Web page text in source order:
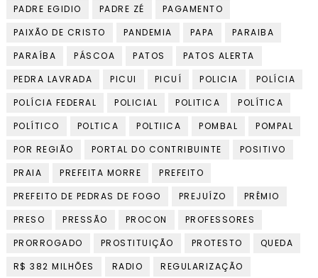
PADRE EGIDIO
PADRE ZÉ
PAGAMENTO
PAIXÃO DE CRISTO
PANDEMIA PAPA
PARAIBA
PARAÍBA
PÁSCOA PATOS
PATOS ALERTA
PEDRA LAVRADA
PICUI PICUÍ POLICIA
POLÍCIA
POLÍCIA FEDERAL
POLICIAL POLITICA
POLÍTICA
POLÍTICO
POLTICA POLTIICA POMBAL
POMPAL
POR REGIÃO
PORTAL DO CONTRIBUINTE
POSITIVO
PRAIA
PREFEITA MORRE
PREFEITO
PREFEITO DE PEDRAS DE FOGO
PREJUÍZO
PRÊMIO
PRESO
PRESSÃO PROCON
PROFESSORES
PRORROGADO
PROSTITUIÇÃO PROTESTO
QUEDA
R$ 382 MILHÕES
RADIO
REGULARIZAÇÃO